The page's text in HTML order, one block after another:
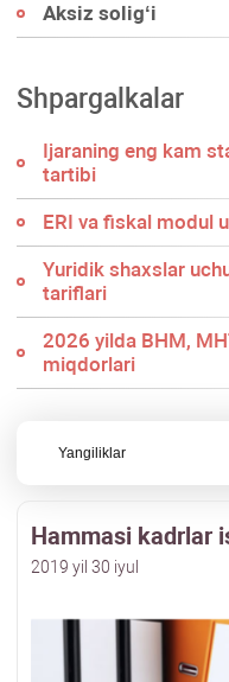
Aksiz soligʻi
Shpargalkalar
Ijaraning eng kam
tartibi
ERI va fiskal modul
Yuridik shaхslar
tariflari
2026 yilda BHM,
miqdorlari
Yangiliklar
Hammasi kadrlar
2019 yil 30 iyul